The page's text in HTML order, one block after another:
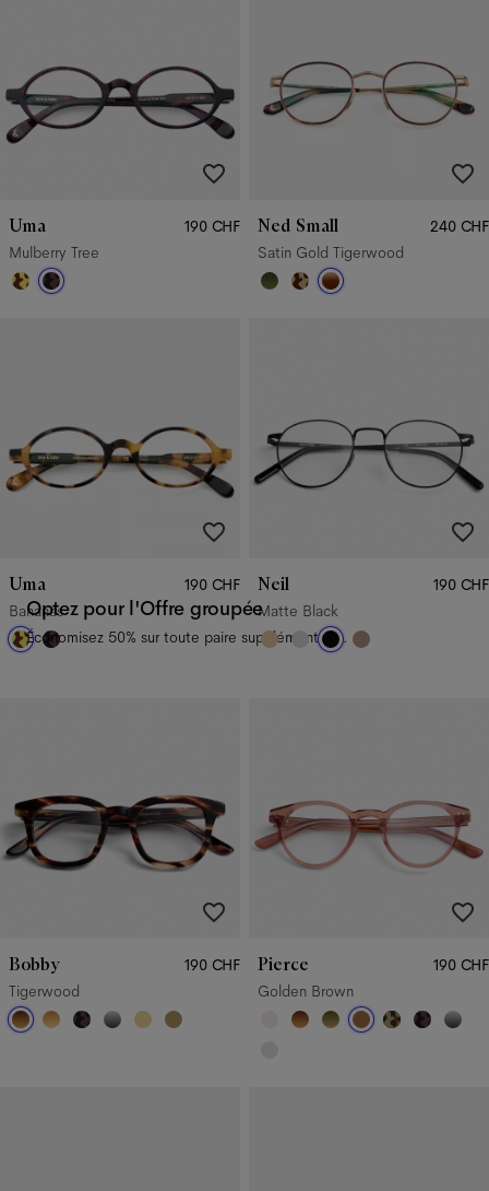
Uma
190 CHF
Mulberry Tree
Ned Small
240 CHF
Satin Gold Tigerwood
Uma
190 CHF
Bananas
Optez pour l'Offre groupée
Économisez 50% sur toute paire supplémentaire.
Neil
190 CHF
Matte Black
Bobby
190 CHF
Tigerwood
Pierce
190 CHF
Golden Brown